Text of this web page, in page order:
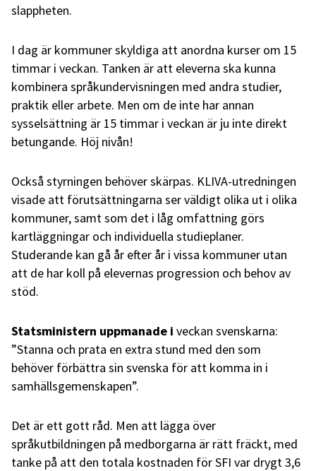
slappheten.
I dag är kommuner skyldiga att anordna kurser om 15
timmar i veckan. Tanken är att eleverna ska kunna
kombinera språkundervisningen med andra studier,
praktik eller arbete. Men om de inte har annan
sysselsättning är 15 timmar i veckan är ju inte direkt
betungande. Höj nivån!
Också styrningen behöver skärpas. KLIVA-utredningen
visade att förutsättningarna ser väldigt olika ut i olika
kommuner, samt som det i låg omfattning görs
kartläggningar och individuella studieplaner.
Studerande kan gå år efter år i vissa kommuner utan
att de har koll på elevernas progression och behov av
stöd.
Statsministern uppmanade i veckan svenskarna:
”Stanna och prata en extra stund med den som
behöver förbättra sin svenska för att komma in i
samhällsgemenskapen”.
Det är ett gott råd. Men att lägga över
språkutbildningen på medborgarna är rätt fräckt, med
tanke på att den totala kostnaden för SFI var drygt 3,6